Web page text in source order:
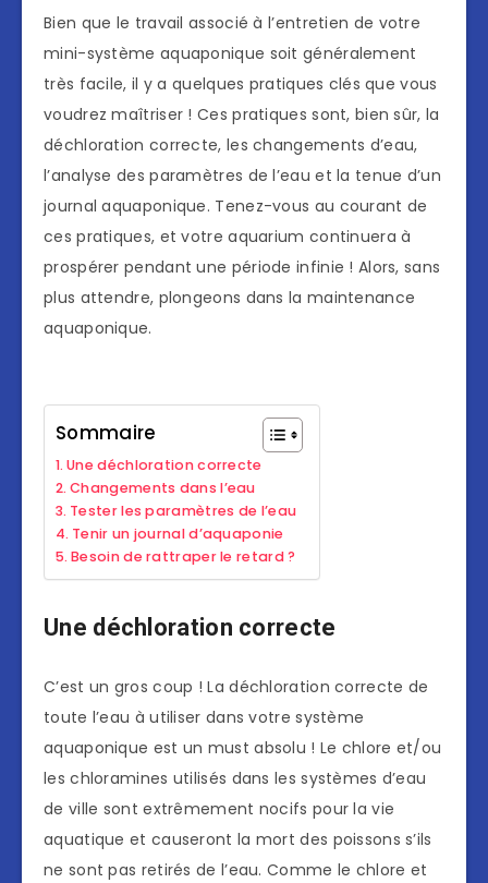
Bien que le travail associé à l’entretien de votre
mini-système aquaponique soit généralement
très facile, il y a quelques pratiques clés que vous
voudrez maîtriser ! Ces pratiques sont, bien sûr, la
déchloration correcte, les changements d’eau,
l’analyse des paramètres de l’eau et la tenue d’un
journal aquaponique. Tenez-vous au courant de
ces pratiques, et votre aquarium continuera à
prospérer pendant une période infinie ! Alors, sans
plus attendre, plongeons dans la maintenance
aquaponique.
Sommaire
Une déchloration correcte
Changements dans l’eau
Tester les paramètres de l’eau
Tenir un journal d’aquaponie
Besoin de rattraper le retard ?
Une déchloration correcte
C’est un gros coup ! La déchloration correcte de
toute l’eau à utiliser dans votre système
aquaponique est un must absolu ! Le chlore et/ou
les chloramines utilisés dans les systèmes d’eau
de ville sont extrêmement nocifs pour la vie
aquatique et causeront la mort des poissons s’ils
ne sont pas retirés de l’eau. Comme le chlore et